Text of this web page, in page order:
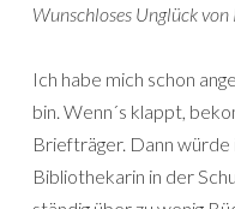
Wunschloses Unglück von
Ich habe mich schon
bin. Wenn´s klappt,
Briefträger. Dann
Bibliothekarin in der